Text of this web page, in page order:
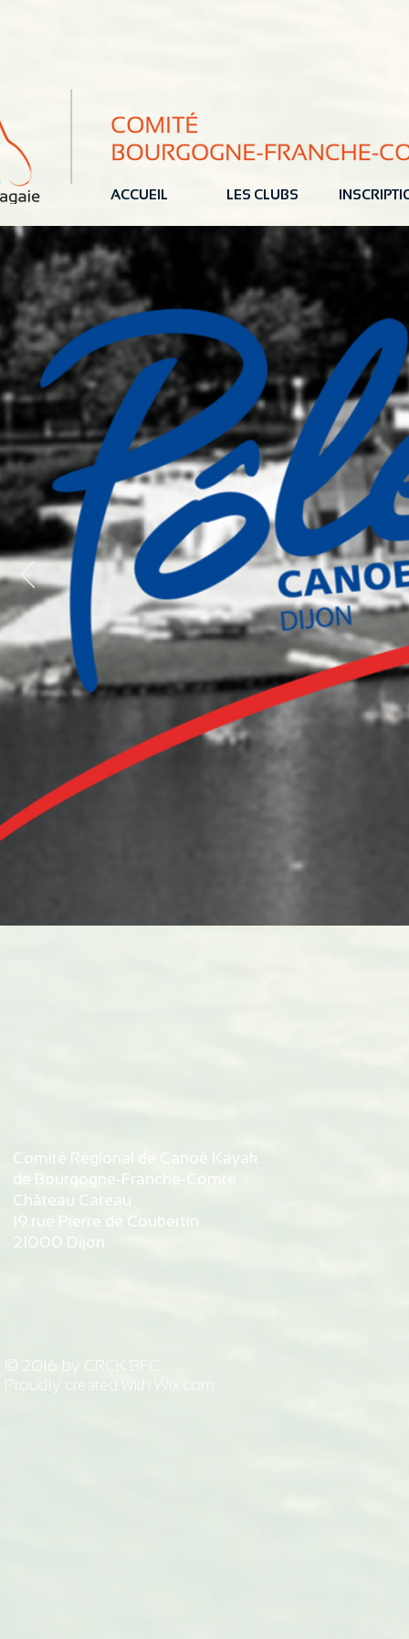
ACCUEIL LES CLUBS
© 2016 by CRCK BFC.
Proudly created with Wix.com
Comité Régional de Canoë Kayak
de Bourgogne-Franche-Comté
Château Cateau
19 rue Pierre de Coubertin
21000 Dijon